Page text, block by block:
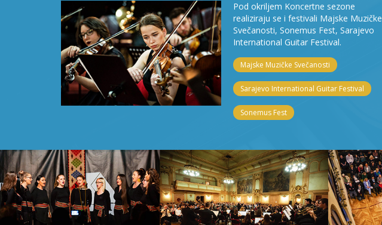
Pod okriljem Koncertne sezone
realiziraju se i festivali Majske Muzičke
Svečanosti, Sonemus Fest, Sarajevo
International Guitar Festival.
Majske Muzičke Svečanosti
Sarajevo International Guitar Festival
Sonemus Fest